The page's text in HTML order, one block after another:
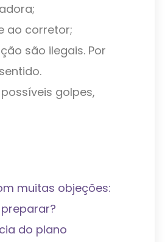
ao corretor;
são ilegais. Por
golpes,
muitas objeções:
do plano